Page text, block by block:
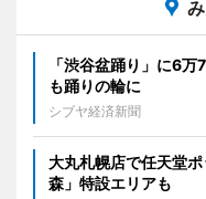
「渋谷盆踊り」に6
も踊りの輪に
シブヤ経済新聞
大丸札幌店で任天堂
森」特設エリアも